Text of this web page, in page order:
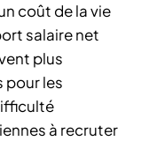
coût de la vie
salaire net
plus
pour les
à recruter